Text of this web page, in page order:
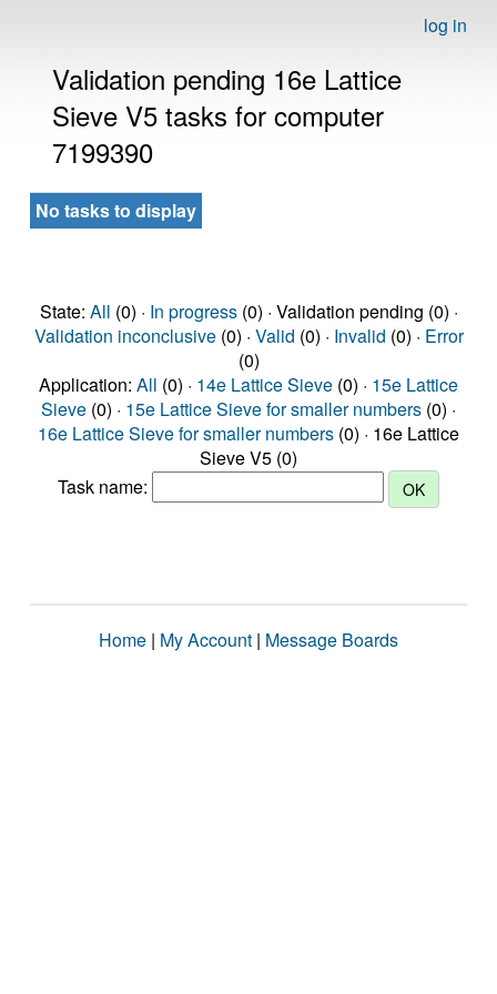
log in
Validation pending 16e Lattice
Sieve V5 tasks for computer
7199390
No tasks to display
State: All (0) · In progress(0) · Validation pending (0) ·
Validation inconclusive(0) · Valid (0) · Invalid (0) · Error
(0)
Application: All (0) · 14e Lattice Sieve (0) · 15e Lattice
Sieve (0) · 15e Lattice Sieve for smaller numbers (0) ·
16e Lattice Sieve for smaller numbers (0) · 16e Lattice
Sieve V5 (0)
Task name:
Home | My Account | Message Boards